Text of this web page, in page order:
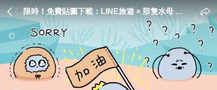
限時！免費貼圖下載：LINE旅遊 × 那隻水母 聯
名款